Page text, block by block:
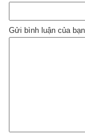
Gửi bình luận của